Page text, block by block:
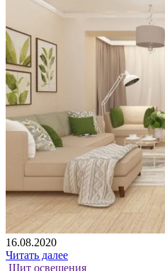
16.08.2020
Читать далее
Щит освещения